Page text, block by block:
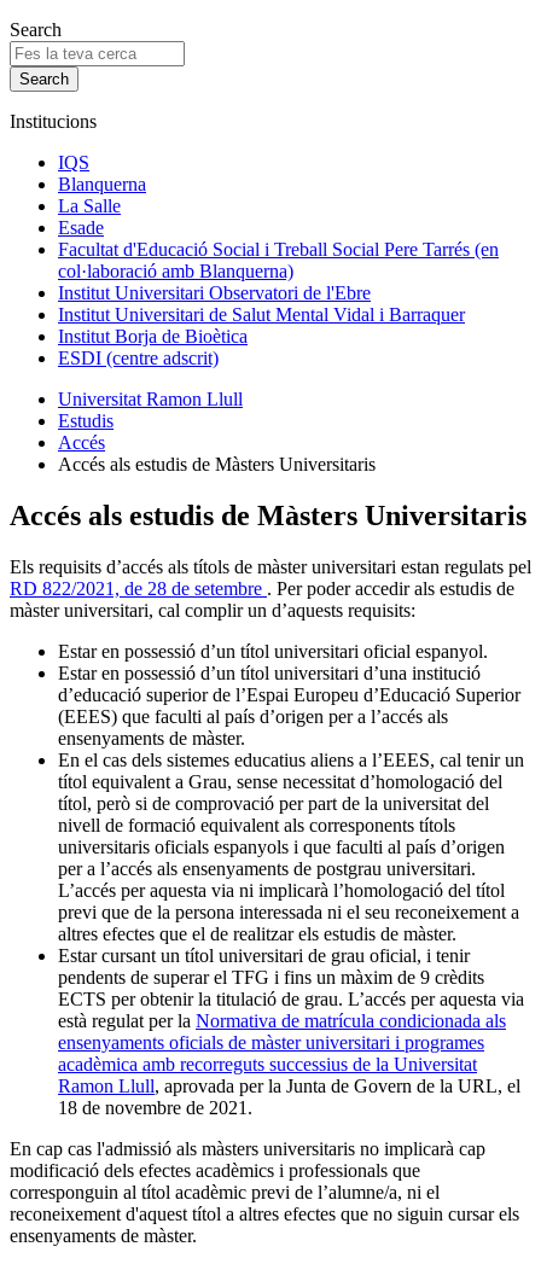
Search
Institucions
IQS
Blanquerna
La Salle
Esade
Facultat d'Educació Social i Treball Social Pere Tarrés (en
col·laboració amb Blanquerna)
Institut Universitari Observatori de l'Ebre
Institut Universitari de Salut Mental Vidal i Barraquer
Institut Borja de Bioètica
ESDI (centre adscrit)
Universitat Ramon Llull
Estudis
Accés
Accés als estudis de Màsters Universitaris
Accés als estudis de Màsters Universitaris
Els requisits d’accés als títols de màster universitari estan regulats pel
RD 822/2021, de 28 de setembre . Per poder accedir als estudis de
màster universitari, cal complir un d’aquests requisits:
Estar en possessió d’un títol universitari oficial espanyol.
Estar en possessió d’un títol universitari d’una institució
d’educació superior de l’Espai Europeu d’Educació Superior
(EEES) que faculti al país d’origen per a l’accés als
ensenyaments de màster.
En el cas dels sistemes educatius aliens a l’EEES, cal tenir un
títol equivalent a Grau, sense necessitat d’homologació del
títol, però si de comprovació per part de la universitat del
nivell de formació equivalent als corresponents títols
universitaris oficials espanyols i que faculti al país d’origen
per a l’accés als ensenyaments de postgrau universitari.
L’accés per aquesta via ni implicarà l’homologació del títol
previ que de la persona interessada ni el seu reconeixement a
altres efectes que el de realitzar els estudis de màster.
Estar cursant un títol universitari de grau oficial, i tenir
pendents de superar el TFG i fins un màxim de 9 crèdits
ECTS per obtenir la titulació de grau. L’accés per aquesta via
està regulat per la Normativa de matrícula condicionada als
ensenyaments oficials de màster universitari i programes
acadèmica amb recorreguts successius de la Universitat
Ramon Llull, aprovada per la Junta de Govern de la URL, el
18 de novembre de 2021.
En cap cas l'admissió als màsters universitaris no implicarà cap
modificació dels efectes acadèmics i professionals que
corresponguin al títol acadèmic previ de l’alumne/a, ni el
reconeixement d'aquest títol a altres efectes que no siguin cursar els
ensenyaments de màster.